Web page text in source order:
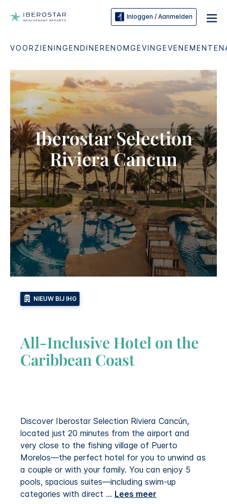
Inloggen / Aanmelden
VOORZIENINGENDINERENOMGEVINGEVENEMENTEN
Iberostar Selection​
Riviera Cancun
NIEUW BIJ IHG
All-Inclusive Hotel on the
Caribbean Coast
Discover Iberostar Selection Riviera Cancún,
located just 20 minutes from the airport and
very close to the fishing village of Puerto
Morelos—the perfect hotel for you to unwind as
a couple or with your family. You can enjoy 5
pools, spacious suites—including swim-up
categories with direct ... Lees meer